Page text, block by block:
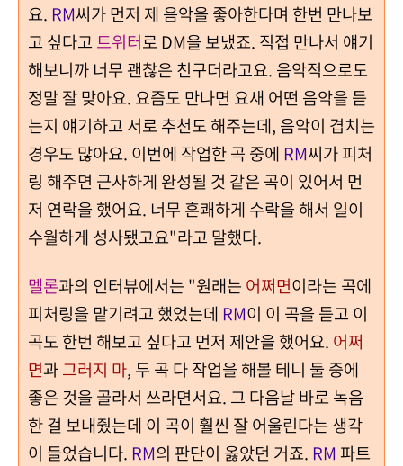
요. RM씨가 먼저 제 음악을 좋아한다며 한번 만나보
고 싶다고 트위터로 DM을 보냈죠. 직접 만나서 얘기
해보니까 너무 괜찮은 친구더라고요. 음악적으로도
정말 잘 맞아요. 요즘도 만나면 요새 어떤 음악을 듣
는지 얘기하고 서로 추천도 해주는데, 음악이 겹치는
경우도 많아요. 이번에 작업한 곡 중에 RM씨가 피처
링 해주면 근사하게 완성될 것 같은 곡이 있어서 먼
저 연락을 했어요. 너무 흔쾌하게 수락을 해서 일이
수월하게 성사됐고요"라고 말했다.
멜론과의 인터뷰에서는 "원래는 어쩌면이라는 곡에
피처링을 맡기려고 했었는데 RM이 이 곡을 듣고 이
곡도 한번 해보고 싶다고 먼저 제안을 했어요. 어쩌
면과그러지 마, 두 곡 다 작업을 해볼 테니 둘 중에
좋은 것을 골라서 쓰라면서요. 그 다음날 바로 녹음
한 걸 보내줬는데 이 곡이 훨씬 잘 어울린다는 생각
이 들었습니다. RM의 판단이 옳았던 거죠. RM 파트